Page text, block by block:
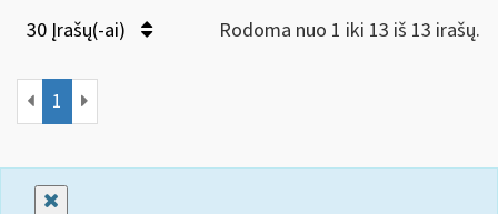
30 Įrašų(-ai) Rodoma nuo 1 iki 13 iš 13 irašų.
1